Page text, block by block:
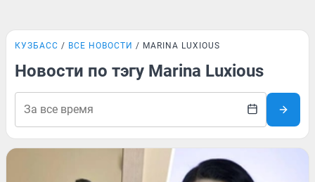
КУЗБАСС ВСЕ НОВОСТИ MARINA LUXIOUS
Новости по тэгу Marina Luxious